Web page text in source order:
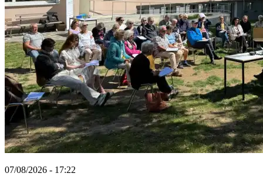
07/08/2026 - 17:22